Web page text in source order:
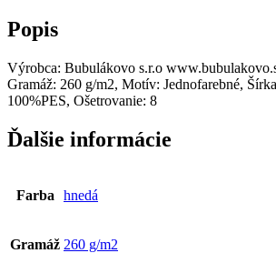
Popis
Výrobca: Bubulákovo s.r.o
Gramáž: 260 g/m2, Motív: Jednofarebné,
100%PES, Ošetrovanie: 8
Ďalšie informácie
Farba hnedá
Gramáž 260 g/m2